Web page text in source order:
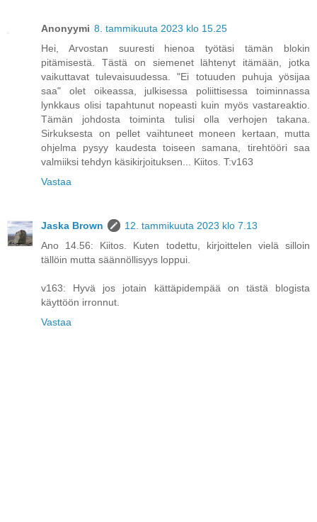
Anonyymi 8. tammikuuta 2023 klo 15.25
Hei, Arvostan suuresti hienoa työtäsi tämän blokin
pitämisestä. Tästä on siemenet lähtenyt itämään, jotka
vaikuttavat tulevaisuudessa. "Ei totuuden puhuja yösijaa
saa" olet oikeassa, julkisessa poliittisessa toiminnassa
lynkkaus olisi tapahtunut nopeasti kuin myös vastareaktio.
Tämän johdosta toiminta tulisi olla verhojen takana.
Sirkuksesta on pellet vaihtuneet moneen kertaan, mutta
ohjelma pysyy kaudesta toiseen samana, tirehtööri saa
valmiiksi tehdyn käsikirjoituksen... Kiitos. T:v163
Vastaa
Jaska Brown
12. tammikuuta 2023 klo 7.13
Ano 14.56: Kiitos. Kuten todettu, kirjoittelen vielä silloin
tällöin mutta säännöllisyys loppui.
v163: Hyvä jos jotain kättäpidempää on tästä blogista
käyttöön irronnut.
Vastaa